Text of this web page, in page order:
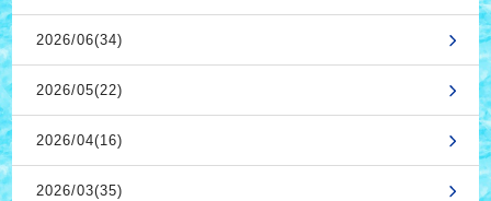
2026/06(34)
2026/05(22)
2026/04(16)
2026/03(35)